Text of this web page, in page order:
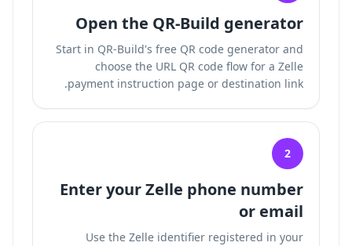
Open the QR-Build generator
Start in QR-Build's free QR code generator and
choose the URL QR code flow for a Zelle
payment instruction page or destination link.
2
Enter your Zelle phone number
or email
Use the Zelle identifier registered in your